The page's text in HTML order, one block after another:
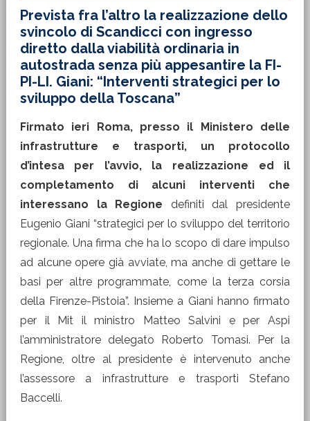
Prevista fra l’altro la realizzazione dello
svincolo di Scandicci con ingresso
diretto dalla viabilità ordinaria in
autostrada senza più appesantire la FI-
PI-LI. Giani: “Interventi strategici per lo
sviluppo della Toscana”
Firmato ieri Roma, presso il Ministero delle
infrastrutture e trasporti, un protocollo
d’intesa per l’avvio, la realizzazione ed il
completamento di alcuni interventi che
interessano la Regione definiti dal presidente
Eugenio Giani “strategici per lo sviluppo del territorio
regionale. Una firma che ha lo scopo di dare impulso
ad alcune opere già avviate, ma anche di gettare le
basi per altre programmate, come la terza corsia
della Firenze-Pistoia”. Insieme a Giani hanno firmato
per il Mit il ministro Matteo Salvini e per Aspi
l’amministratore delegato Roberto Tomasi. Per la
Regione, oltre al presidente è intervenuto anche
l’assessore a infrastrutture e trasporti Stefano
Baccelli.